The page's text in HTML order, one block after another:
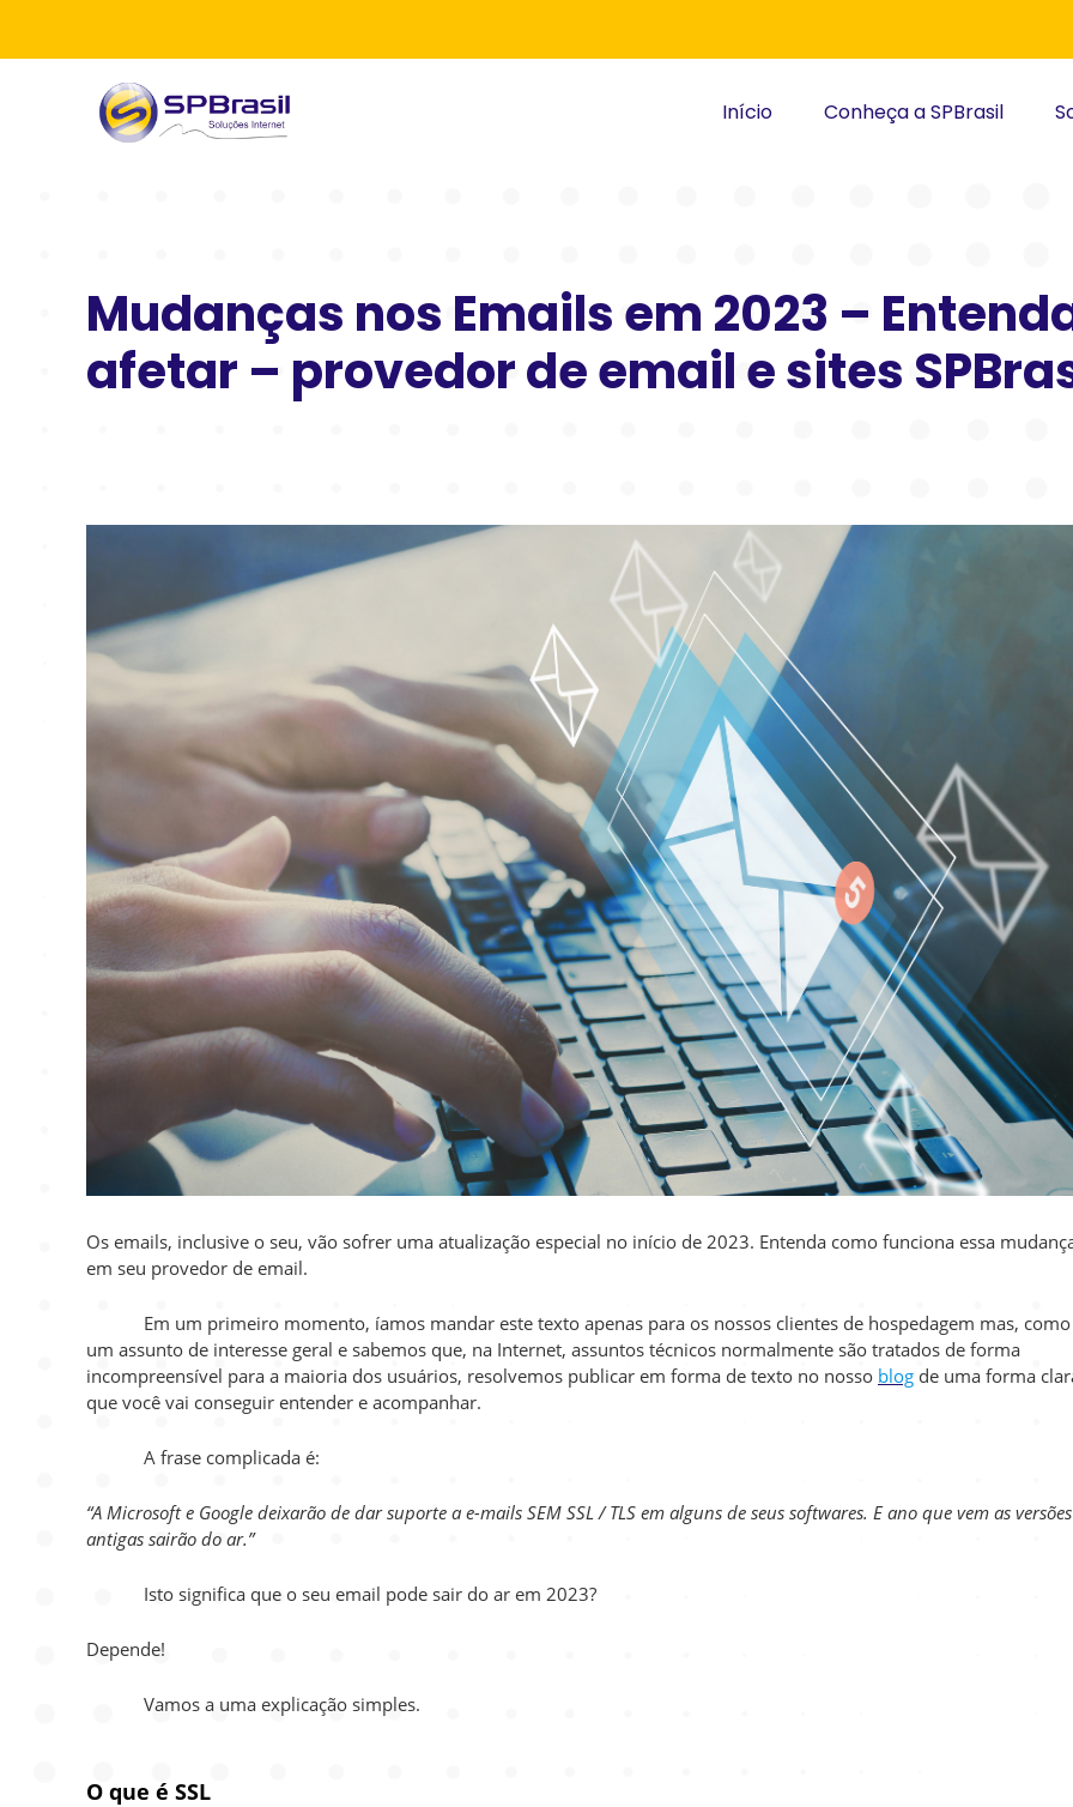
Início Conheça a SPBrasil
Mudanças nos Emails em 2023 –
afetar – provedor de email e sites
Os emails, inclusive o seu, vão sofrer uma atualização especial no início de 2023. Entenda como funciona essa
em seu provedor de email.
Em um primeiro momento, íamos mandar este texto apenas para os nossos clientes de hospedagem mas, como
um assunto de interesse geral e sabemos que, na Internet, assuntos técnicos normalmente são tratados de forma
incompreensível para a maioria dos usuários, resolvemos publicar em forma de texto no nosso blog de uma forma
que você vai conseguir entender e acompanhar.
A frase complicada é:
“A Microsoft e Google deixarão de dar suporte a e-mails SEM SSL / TLS em alguns de seus softwares. E ano que vem as versões
antigas sairão do ar.”
Isto significa que o seu email pode sair do ar em 2023?
Depende!
Vamos a uma explicação simples.
O que é SSL